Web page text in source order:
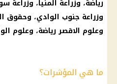
رياضة، وزراعة المنيا،
وزراعة جنوب الوادي، وحقوق
وعلوم الاقصر رياضة، وعلوم
ما هي المؤشرات؟